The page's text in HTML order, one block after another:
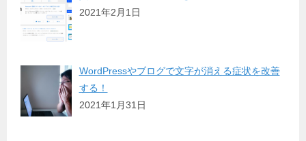
2021年2月1日
WordPressやブログで文字が消える症状を改善
する！
2021年1月31日